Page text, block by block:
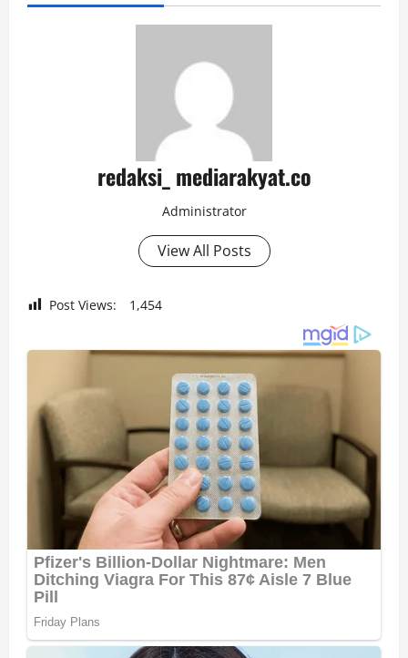
redaksi_ mediarakyat.co
Administrator
View All Posts
Post Views: 1,454